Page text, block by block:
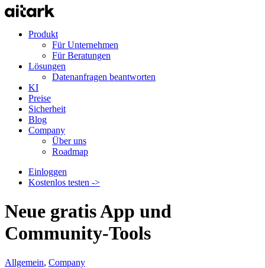
Produkt
Für Unternehmen
Für Beratungen
Lösungen
Datenanfragen beantworten
KI
Preise
Sicherheit
Blog
Company
Über uns
Roadmap
Einloggen
Kostenlos testen ->
Neue gratis App und
Community-Tools
Allgemein, Company